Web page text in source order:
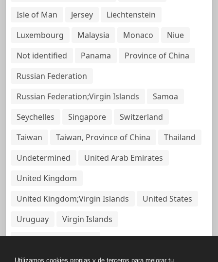
Isle of Man
Jersey
Liechtenstein
Luxembourg
Malaysia Monaco
Niue
Not identified
Panama
Province of China
Russian Federation
Russian Federation;Virgin Islands
Samoa
Seychelles
Singapore
Switzerland
Taiwan
Taiwan, Province of China
Thailand
Undetermined
United Arab Emirates
United Kingdom
United Kingdom;Virgin Islands
United States
Uruguay
Virgin Islands
Virgin Islands, British
Utilizamos cookies propias y de terceros para mejorar tu